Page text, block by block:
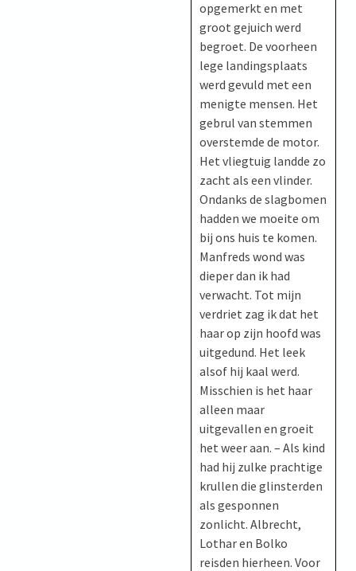
opgemerkt en met
groot gejuich werd
begroet. De voorheen
lege landingsplaats
werd gevuld met een
menigte mensen. Het
gebrul van stemmen
overstemde de motor.
Het vliegtuig landde zo
zacht als een vlinder.
Ondanks de slagbomen
hadden we moeite om
bij ons huis te komen.
Manfreds wond was
dieper dan ik had
verwacht. Tot mijn
verdriet zag ik dat het
haar op zijn hoofd was
uitgedund. Het leek
alsof hij kaal werd.
Misschien is het haar
alleen maar
uitgevallen en groeit
het weer aan. – Als kind
had hij zulke prachtige
krullen die glinsterden
als gesponnen
zonlicht. Albrecht,
Lothar en Bolko
reisden hierheen. Voor